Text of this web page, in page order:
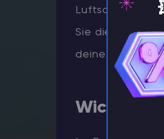
Luftschiffs.
Sie dieses
deine
Wichtige
⚡️